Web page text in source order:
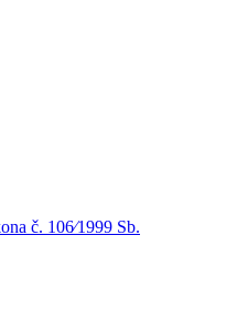
č. 106⁄1999 Sb.